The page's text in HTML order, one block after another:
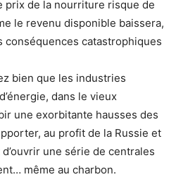
prix de la nourriture risque de
le revenu disponible baissera,
conséquences catastrophiques
bien que les industries
dans le vieux
une exorbitante hausses des
au profit de la Russie et
une série de centrales
même au charbon.